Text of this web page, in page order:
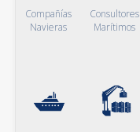
Compañías
Navieras
Consultores
Marítimos